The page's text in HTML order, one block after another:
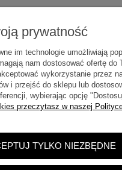
PEŁNĄ WERSJĘ STRONY
internetowy Shoper.pl
prywatność
im technologie umożliwiają
nam dostosować ofertę do
wykorzystanie przez
i przejść do sklepu lub
wybierając opcję
przeczytasz w naszej
TYLKO NIEZBĘDNE